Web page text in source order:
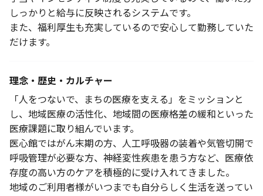
しっかりと給与に反映されるシステムです。
また、福利厚生も充実しているので安心して勤務していた
だけます。
理念・歴史・カルチャー
「人をつないで、まちの医療を支える」をミッションと
し、地域医療の活性化、地域間の医療格差の緩和といった
医療課題に取り組んでいます。
医心館ではがん末期の方、人工呼吸器の装着や気管切開で
呼吸管理が必要な方、神経変性疾患を患う方など、医療依
存度の高い方のケアを積極的に受け入れてきました。
地域のご利用者様がいつまでも自分らしく生活を送ってい